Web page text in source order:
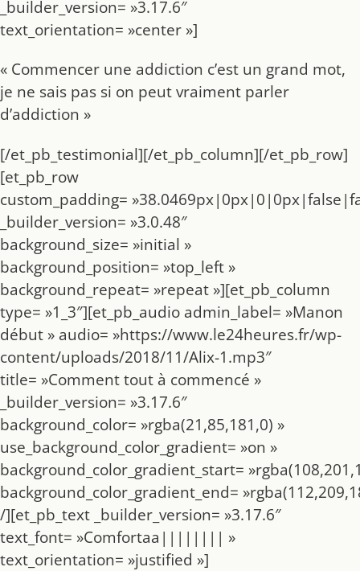
_builder_version= »3.17.6″
text_orientation= »center »]
« Commencer une addiction c’est un grand mot,
je ne sais pas si on peut vraiment parler
d’addiction »
[/et_pb_testimonial][/et_pb_column][/et_pb_row]
[et_pb_row
custom_padding=
_builder_version= »3.0.48″
background_size= »initial »
background_position= »top_left »
background_repeat= »repeat »][et_pb_column
type= »1_3″][et_pb_audio admin_label= »Manon
début » audio= »https://www.le24heures.fr/wp-
content/uploads/2018/11/Alix-1.mp3″
title= »Comment tout à commencé »
_builder_version= »3.17.6″
background_color= »rgba(21,85,181,0) »
use_background_color_gradient= »on »
background_color_gradient_start=
background_color_gradient_end=
/][et_pb_text _builder_version= »3.17.6″
text_font= »Comfortaa|||||||| »
text_orientation= »justified »]